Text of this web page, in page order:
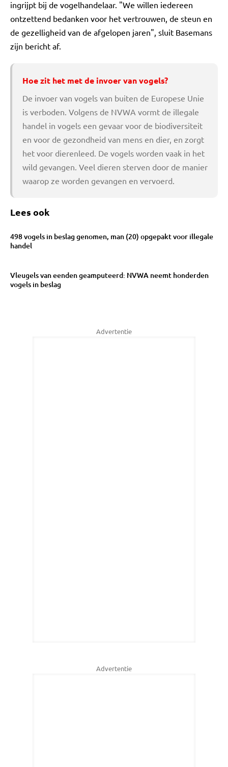
ingrijpt bij de vogelhandelaar. "We willen iedereen
ontzettend bedanken voor het vertrouwen, de steun en
de gezelligheid van de afgelopen jaren", sluit Basemans
zijn bericht af.
Hoe zit het met de invoer van vogels?
De invoer van vogels van buiten de Europese Unie
is verboden. Volgens de NVWA vormt de illegale
handel in vogels een gevaar voor de biodiversiteit
en voor de gezondheid van mens en dier, en zorgt
het voor dierenleed. De vogels worden vaak in het
wild gevangen. Veel dieren sterven door de manier
waarop ze worden gevangen en vervoerd.
Lees ook
498 vogels in beslag genomen, man (20) opgepakt voor illegale
handel
Vleugels van eenden geamputeerd: NVWA neemt honderden
vogels in beslag
Advertentie
Advertentie